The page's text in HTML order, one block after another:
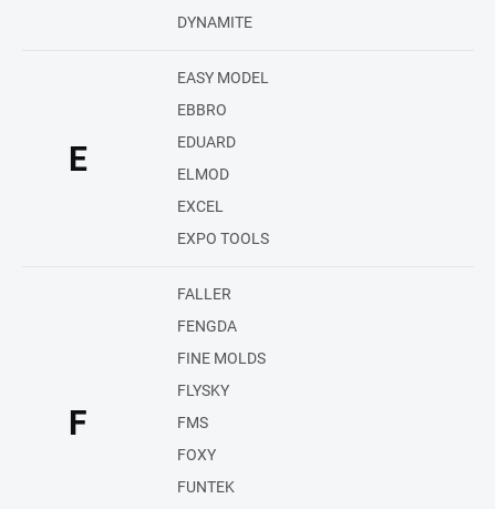
DYNAMITE
E
EASY MODEL
EBBRO
EDUARD
ELMOD
EXCEL
EXPO TOOLS
F
FALLER
FENGDA
FINE MOLDS
FLYSKY
FMS
FOXY
FUNTEK